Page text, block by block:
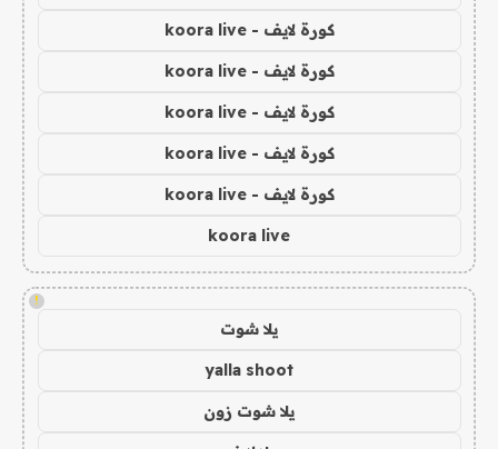
كورة لايف - koora live
كورة لايف - koora live
كورة لايف - koora live
كورة لايف - koora live
كورة لايف - koora live
koora live
!
يلا شوت
yalla shoot
يلا شوت زون